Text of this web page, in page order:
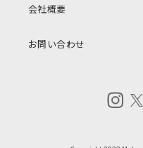
会社概要
お問い合わせ